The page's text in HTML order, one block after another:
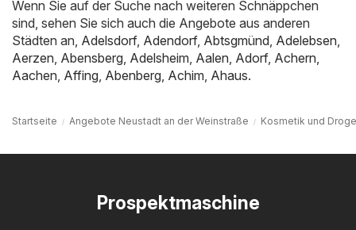
Wenn Sie auf der Suche nach weiteren Schnäppchen
sind, sehen Sie sich auch die Angebote aus anderen
Städten an, Adelsdorf, Adendorf, Abtsgmünd, Adelebsen,
Aerzen, Abensberg, Adelsheim, Aalen, Adorf, Achern,
Aachen, Affing, Abenberg, Achim, Ahaus.
Startseite Angebote Neustadt an der Weinstraße Kosmetik und
Prospektmaschine